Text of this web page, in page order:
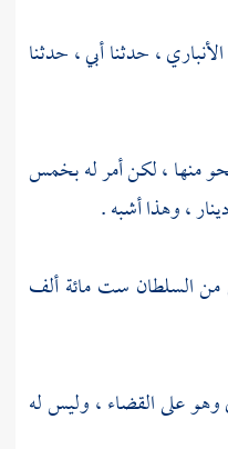
، حدثنا أبي ، حدثنا
منها ، لكن أمر له بخمس
، وهذا أشبه .
من السلطان ست مائة ألف
وهو على القضاء ، وليس له